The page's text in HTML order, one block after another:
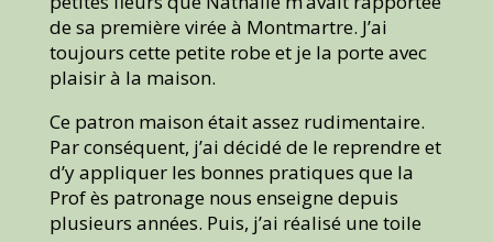
de sa première virée à Montmartre. J’ai
toujours cette petite robe et je la porte avec
plaisir à la maison.
Ce patron maison était assez rudimentaire.
Par conséquent, j’ai décidé de le reprendre et
d’y appliquer les bonnes pratiques que la
Prof ès patronage nous enseigne depuis
plusieurs années. Puis, j’ai réalisé une toile